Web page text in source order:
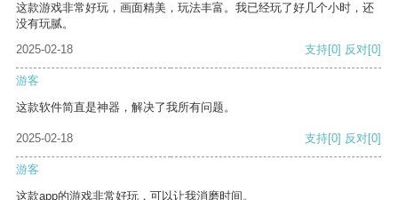
这款游戏非常好玩，画面精美，玩法丰富。我已经玩了好几个小时，还
没有玩腻。
2025-02-18
支持[0] 反对[0]
游客
这款软件简直是神器，解决了我所有问题。
2025-02-18 支持[0] 反对[0]
游客
这款app的游戏非常好玩，可以让我消磨时间。